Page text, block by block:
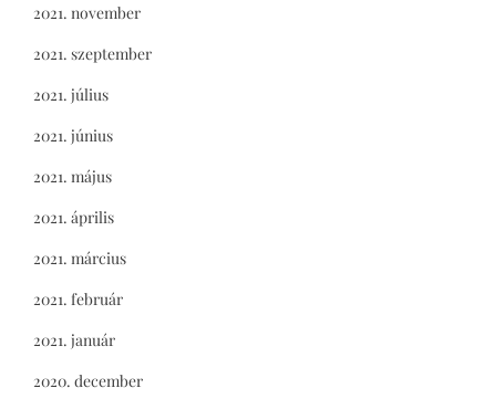
2021. november
2021. szeptember
2021. július
2021. június
2021. május
2021. április
2021. március
2021. február
2021. január
2020. december